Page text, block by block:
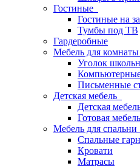
Гостиные
Гостиные на
Тумбы под ТВ
Гардеробные
Мебель для комнаты
Уголок
Письменные
Детская мебель
Детская
Готовая
Мебель для спальни
Спальные
Кровати
Матрасы